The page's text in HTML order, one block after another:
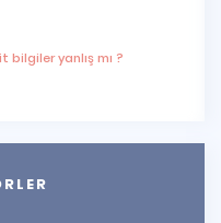
yanlış mı ?